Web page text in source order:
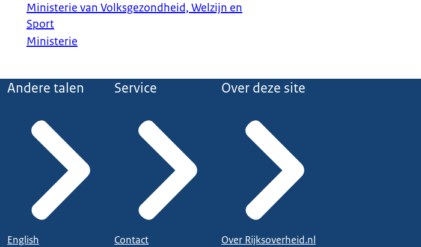
Ministerie van Volksgezondheid, Welzijn en
Sport
Ministerie
Andere talen
English
Service
Contact
Over deze site
Over Rijksoverheid.nl